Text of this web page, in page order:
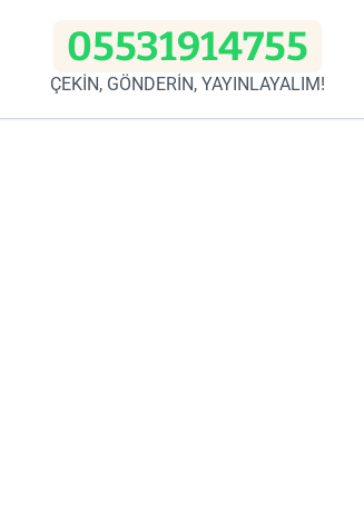
05531914755
ÇEKİN, GÖNDERİN, YAYINLAYALIM!